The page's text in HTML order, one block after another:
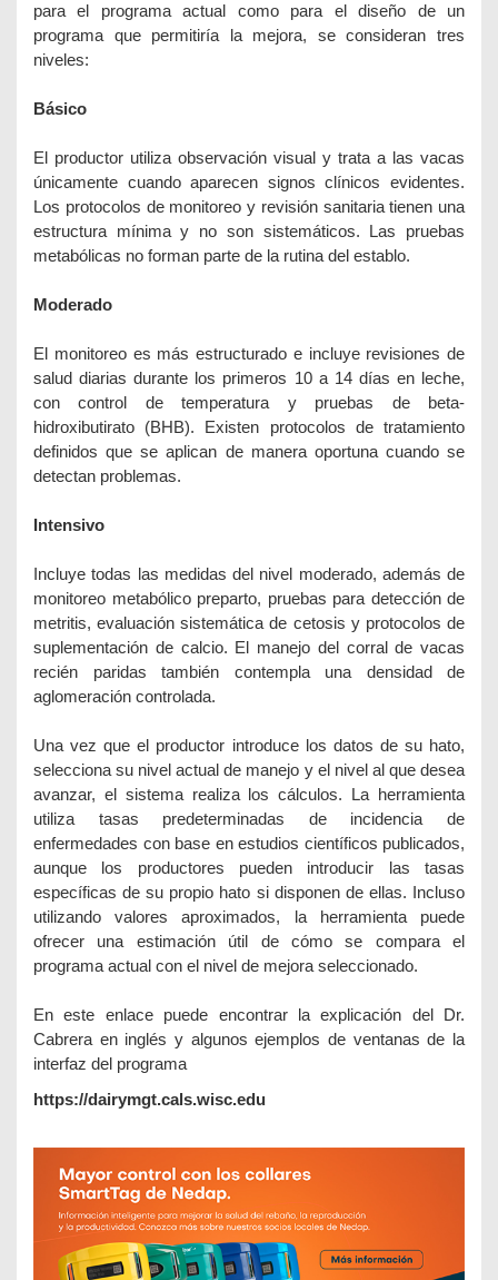
para el programa actual como para el diseño de un
programa que permitiría la mejora, se consideran tres
niveles:
Básico
El productor utiliza observación visual y trata a las vacas
únicamente cuando aparecen signos clínicos evidentes.
Los protocolos de monitoreo y revisión sanitaria tienen una
estructura mínima y no son sistemáticos. Las pruebas
metabólicas no forman parte de la rutina del establo.
Moderado
El monitoreo es más estructurado e incluye revisiones de
salud diarias durante los primeros 10 a 14 días en leche,
con control de temperatura y pruebas de beta-
hidroxibutirato (BHB). Existen protocolos de tratamiento
definidos que se aplican de manera oportuna cuando se
detectan problemas.
Intensivo
Incluye todas las medidas del nivel moderado, además de
monitoreo metabólico preparto, pruebas para detección de
metritis, evaluación sistemática de cetosis y protocolos de
suplementación de calcio. El manejo del corral de vacas
recién paridas también contempla una densidad de
aglomeración controlada.
Una vez que el productor introduce los datos de su hato,
selecciona su nivel actual de manejo y el nivel al que desea
avanzar, el sistema realiza los cálculos. La herramienta
utiliza tasas predeterminadas de incidencia de
enfermedades con base en estudios científicos publicados,
aunque los productores pueden introducir las tasas
específicas de su propio hato si disponen de ellas. Incluso
utilizando valores aproximados, la herramienta puede
ofrecer una estimación útil de cómo se compara el
programa actual con el nivel de mejora seleccionado.
En este enlace puede encontrar la explicación del Dr.
Cabrera en inglés y algunos ejemplos de ventanas de la
interfaz del programa
https://dairymgt.cals.wisc.edu